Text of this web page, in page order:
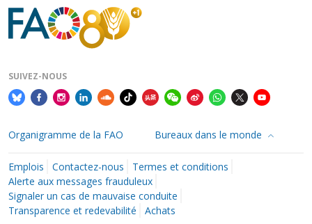
SUIVEZ-NOUS
Organigramme de la FAO Bureaux dans le monde
Emplois Contactez-nous
Termes et conditions
Alerte aux messages frauduleux
Signaler un cas de mauvaise conduite
Transparence et redevabilité
Achats